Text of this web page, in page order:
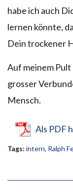
habe ich auch
lernen könnte,
Dein trockener
Auf meinem
grosser
Mensch.
Als PDF
Tags: intern, Ralph